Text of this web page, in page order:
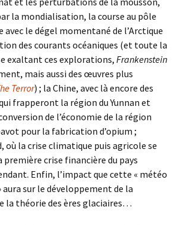
la mondialisation, la course au pôle
avec le dégel momentané de l’Arctique
des courants océaniques (et toute la
exaltant ces explorations, Frankenstein
mais aussi des œuvres plus
Terror) ; la Chine, avec là encore des
frapperont la région du Yunnan et
de l’économie de la région
pour la fabrication d’opium ;
où la crise climatique puis agricole se
crise financière du pays
Enfin, l’impact que cette « météo
sur le développement de la
la théorie des ères glaciaires…